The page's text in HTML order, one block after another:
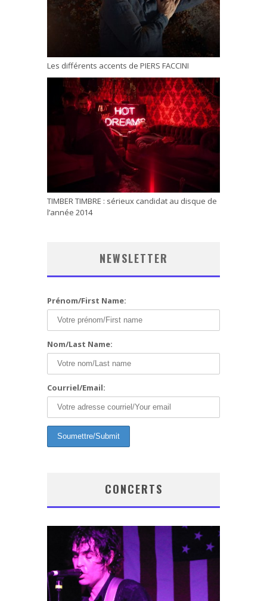
Les différents accents de PIERS FACCINI
TIMBER TIMBRE : sérieux candidat au disque de
l’année 2014
NEWSLETTER
Prénom/First Name:
Nom/Last Name:
Courriel/Email:
CONCERTS